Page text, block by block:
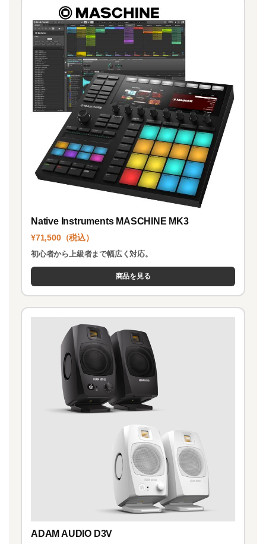
Native Instruments MASCHINE MK3
¥71,500（税込）
初心者から上級者まで幅広く対応。
商品を見る
ADAM AUDIO D3V